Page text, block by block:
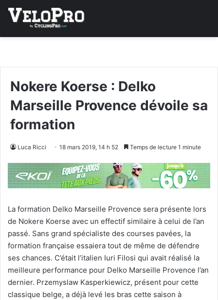
Nokere Koerse : Delko
Marseille Provence dévoile sa
formation
Luca Ricci 18 mars 2019, 14 h 52 Temps de lecture 1 minute
La formation Delko Marseille Provence sera présente lors
de Nokere Koerse avec un effectif similaire à celui de l’an
passé. Sans grand spécialiste des courses pavées, la
formation française essaiera tout de même de défendre
ses chances. C’était l’italien Iuri Filosi qui avait réalisé la
meilleure performance pour Delko Marseille Provence l’an
dernier. Przemyslaw Kasperkiewicz, présent pour cette
classique belge, a déjà levé les bras cette saison à